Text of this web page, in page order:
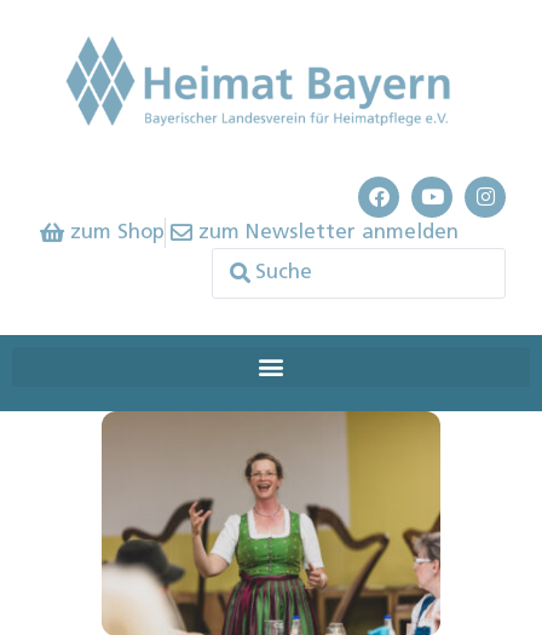
zum Shop zum Newsletter anmelden